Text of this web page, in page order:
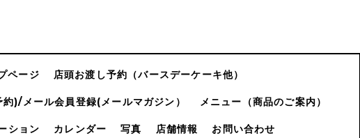
ページ 店頭お渡し予約（バースデーケーキ他）
)/メール会員登録(メールマガジン） メニュー（商品のご案内）
ション カレンダー 写真 店舗情報 お問い合わせ